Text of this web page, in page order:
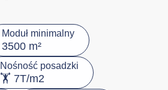
Moduł minimalny
3500 m²
Nośność posadzki
🏋️ 7T/m2